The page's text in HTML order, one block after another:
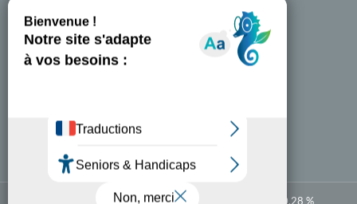
A+
Suivez-nous sur
les
réseaux sociaux !
Nous contacter
Accessibilité numérique : partiellement conforme à 80,28 %